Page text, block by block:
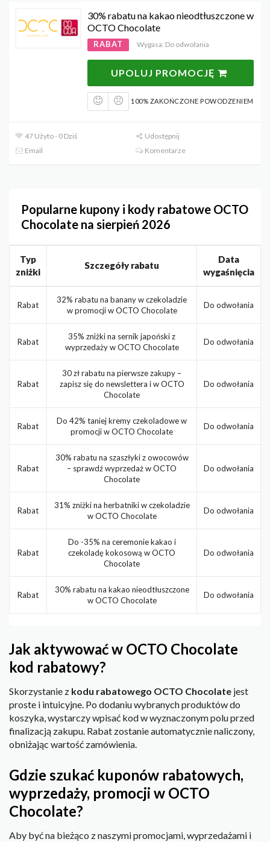
30% rabatu na kakao nieodtłuszczone w
OCTO Chocolate
RABAT Wygasa: Do odwołania
UPOLUJ PROMOCJĘ
100% ZAKOŃCZONE POWODZENIEM
47 Użyto - 0 Dziś
Udostępnij
Email
Komentarze
Popularne kupony i kody rabatowe OCTO
Chocolate na sierpień 2026
Typ
zniżki
Szczegóły rabatu
Data
wygaśnięcia
Rabat
32% rabatu na banany w czekoladzie
w promocji w OCTO Chocolate
Do odwołania
Rabat
35% zniżki na sernik japoński z
wyprzedaży w OCTO Chocolate
Do odwołania
Rabat
30 zł rabatu na pierwsze zakupy –
zapisz się do newslettera i w OCTO
Chocolate
Do odwołania
Rabat
Do 42% taniej kremy czekoladowe w
promocji w OCTO Chocolate
Do odwołania
Rabat
30% rabatu na szaszłyki z owocowów
– sprawdź wyprzedaż w OCTO
Chocolate
Do odwołania
Rabat
31% zniżki na herbatniki w czekoladzie
w OCTO Chocolate
Do odwołania
Rabat
Do -35% na ceremonie kakao i
czekoladę kokosową w OCTO
Chocolate
Do odwołania
Rabat
30% rabatu na kakao nieodtłuszczone
w OCTO Chocolate
Do odwołania
Jak aktywować w OCTO Chocolate
kod rabatowy?
Skorzystanie z kodu rabatowego OCTO Chocolate jest
proste i intuicyjne. Po dodaniu wybranych produktów do
koszyka, wystarczy wpisać kod w wyznaczonym polu przed
finalizacją zakupu. Rabat zostanie automatycznie naliczony,
obniżając wartość zamówienia.
Gdzie szukać kuponów rabatowych,
wyprzedaży, promocji w OCTO
Chocolate?
Aby być na bieżąco z naszymi promocjami, wyprzedażami i